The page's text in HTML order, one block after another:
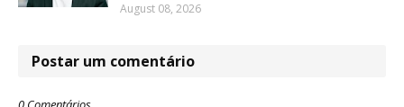
August 08, 2026
Postar um comentário